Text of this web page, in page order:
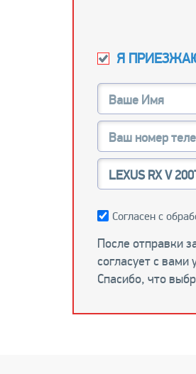
Я
Согласен с
После отправки
согласует с вами
Спасибо, что